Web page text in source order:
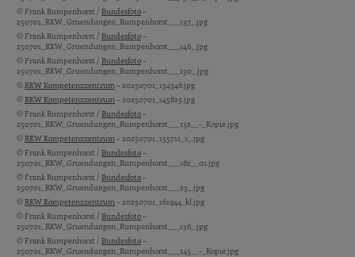
© Frank Rumpenhorst / Bundesfoto–
250701_RKW_Gruendungen_Rumpenhorst___137_.jpg
© Frank Rumpenhorst / Bundesfoto–
250701_RKW_Gruendungen_Rumpenhorst___146_.jpg
© Frank Rumpenhorst / Bundesfoto–
250701_RKW_Gruendungen_Rumpenhorst___130_.jpg
©RKW Kompetenzzentrum– 20250701_154346.jpg
©RKW Kompetenzzentrum– 20250701_145625.jpg
© Frank Rumpenhorst / Bundesfoto–
250701_RKW_Gruendungen_Rumpenhorst___132__-_Kopie.jpg
©RKW Kompetenzzentrum– 20250701_155711_1_.jpg
© Frank Rumpenhorst / Bundesfoto–
250701_RKW_Gruendungen_Rumpenhorst___162__01.jpg
© Frank Rumpenhorst / Bundesfoto–
250701_RKW_Gruendungen_Rumpenhorst___23_.jpg
©RKW Kompetenzzentrum– 20250701_161944_kl.jpg
© Frank Rumpenhorst / Bundesfoto–
250701_RKW_Gruendungen_Rumpenhorst___136_.jpg
© Frank Rumpenhorst / Bundesfoto–
250701_RKW_Gruendungen_Rumpenhorst___145__-_Kopie.jpg